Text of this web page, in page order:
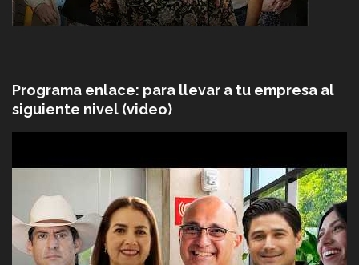
Programa enlace: para llevar a tu empresa al
siguiente nivel (video)